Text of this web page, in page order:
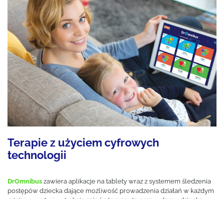
Terapie z użyciem cyfrowych
technologii
DrOmnibus zawiera aplikacje na tablety wraz z systemem śledzenia
postępów dziecka dające możliwość prowadzenia działań w każdym